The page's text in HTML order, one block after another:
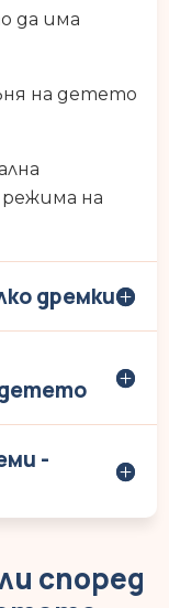
да има
на детето
на
дремки
-
според